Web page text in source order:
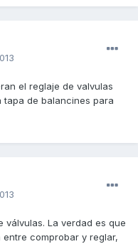
el reglaje de valvulas
de balancines para
válvulas. La verdad es que
comprobar y reglar,